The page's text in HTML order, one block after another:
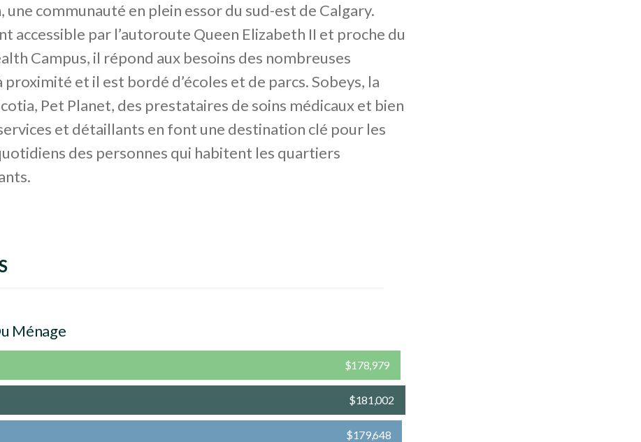
une communauté en plein essor du sud-est de Calgary.
accessible par l’autoroute Queen Elizabeth II et proche du
Campus, il répond aux besoins des nombreuses
proximité et il est bordé d’écoles et de parcs. Sobeys, la
Pet Planet, des prestataires de soins médicaux et bien
et détaillants en font une destination clé pour les
des personnes qui habitent les quartiers
Ménage
$178,979
$181,002
$179,648